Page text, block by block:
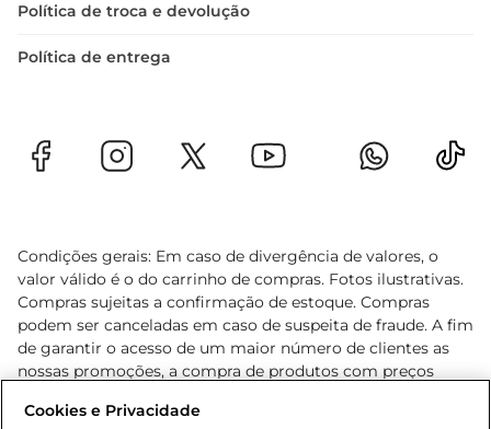
Política de troca e devolução
Política de entrega
Condições gerais: Em caso de divergência de valores, o
valor válido é o do carrinho de compras. Fotos ilustrativas.
Compras sujeitas a confirmação de estoque. Compras
podem ser canceladas em caso de suspeita de fraude. A fim
de garantir o acesso de um maior número de clientes as
nossas promoções, a compra de produtos com preços
cliente. Os preços, ofertas e condições são exclusivos para
Cookies e Privacidade